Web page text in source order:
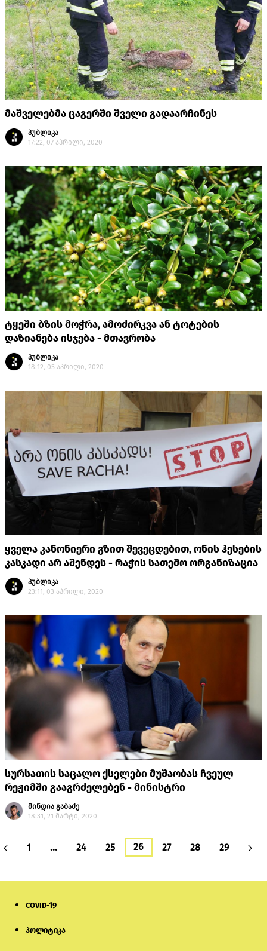
მაშველებმა ცაგერში შველი გადაარჩინეს
პუბლიკა
17:22, 07 აპრილი, 2020
ტყეში ბზის მოჭრა, ამოძირკვა ან ტოტების
დაზიანება ისჯება - მთავრობა
პუბლიკა
18:12, 05 აპრილი, 2020
ყველა კანონიერი გზით შევეცდებით, ონის ჰესების
კასკადი არ აშენდეს - რაჭის სათემო ორგანიზაცია
პუბლიკა
23:11, 03 აპრილი, 2020
სურსათის საცალო ქსელები მუშაობას ჩვეულ
რეჟიმში გააგრძელებენ - მინისტრი
მინდია გაბაძე
18:31, 21 მარტი, 2020
1 … 24 25 26 27 28 29
COVID-19
პოლიტიკა